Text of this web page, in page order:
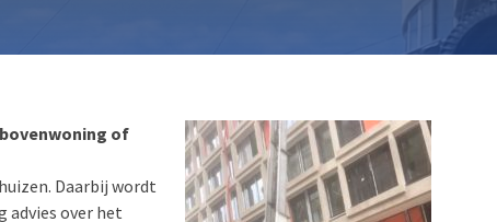
of
Daarbij wordt
advies over het